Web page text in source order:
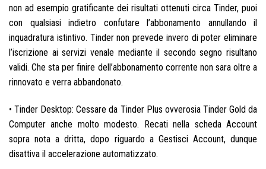
non ad esempio gratificante dei risultati ottenuti circa Tinder, puoi
con qualsiasi indietro confutare l’abbonamento annullando il
inquadratura istintivo. Tinder non prevede invero di poter eliminare
l’iscrizione ai servizi venale mediante il secondo segno risultano
validi. Che sta per finire dell’abbonamento corrente non sara oltre a
rinnovato e verra abbandonato.
• Tinder Desktop: Cessare da Tinder Plus ovverosia Tinder Gold da
Computer anche molto modesto. Recati nella scheda Account
sopra nota a dritta, dopo riguardo a Gestisci Account, dunque
disattiva il accelerazione automatizzato.